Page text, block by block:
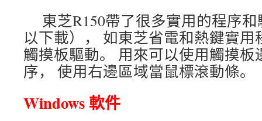
東芝R150帶了很多實用的程序
以下載）， 如東芝省電和熱鍵實
觸摸板驅動。 用來可以使用觸摸板
序， 使用右邊區域當鼠標滾動條。
Windows 軟件